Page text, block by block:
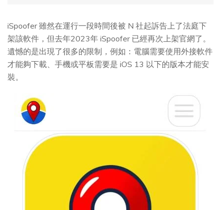
iSpoofer 雖然在運行一段時間後被 N 社起訴告上了法庭下
架該軟件，但去年2023年 iSpoofer 已經再次上架官網了。
遺憾的是出現了很多的限制，例如：電腦需要使用外接軟件
才能夠下載、手機或平板需要是 iOS 13 以下的版本才能安
裝。